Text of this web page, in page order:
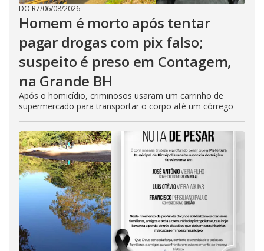
DO R7/06/08/2026
Homem é morto após tentar
pagar drogas com pix falso;
suspeito é preso em Contagem,
na Grande BH
Após o homicídio, criminosos usaram um carrinho de
supermercado para transportar o corpo até um córrego